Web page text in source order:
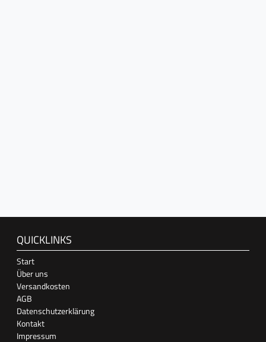
QUICKLINKS
Start
Über uns
Versandkosten
AGB
Datenschutzerklärung
Kontakt
Impressum